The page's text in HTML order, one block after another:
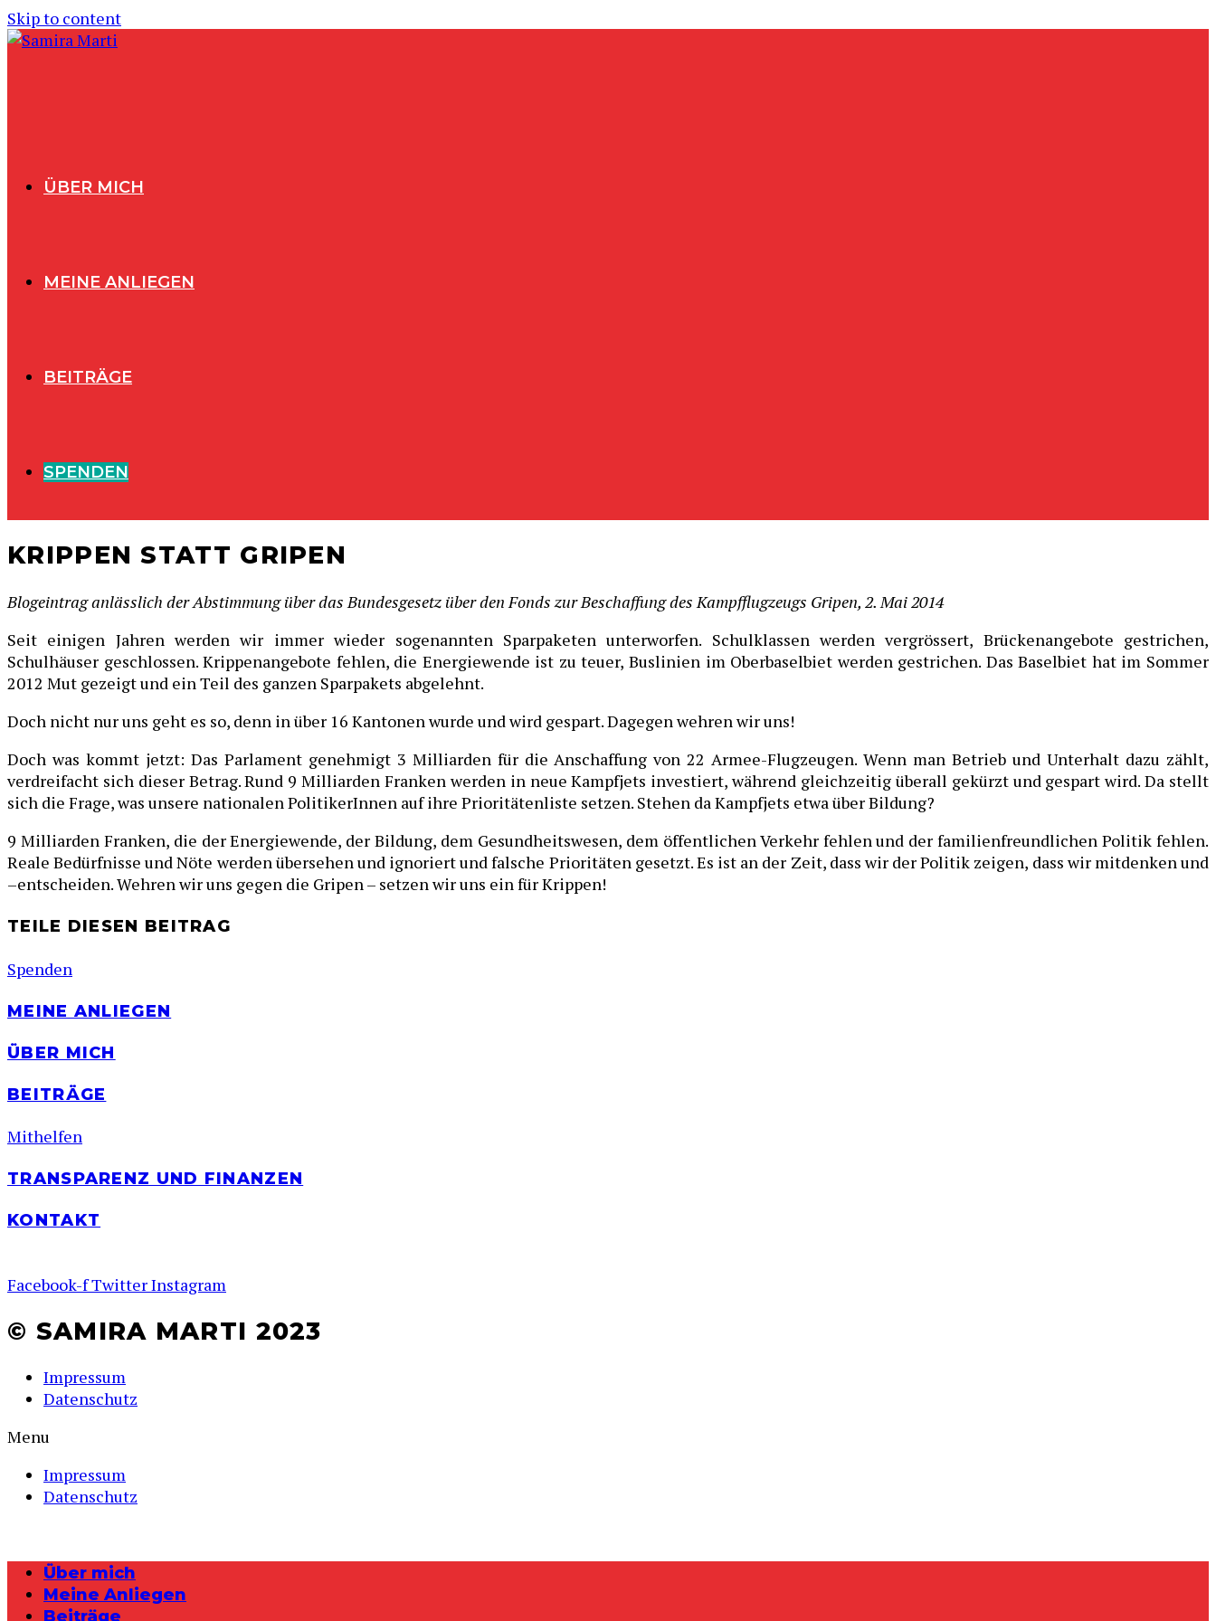
Skip to content
ÜBER MICH
MEINE ANLIEGEN
BEITRÄGE
SPENDEN
KRIPPEN STATT GRIPEN
Blogeintrag anlässlich der Abstimmung über das Bundesgesetz über den Fonds zur Beschaffung des Kampfflugzeugs Gripen, 2. Mai 2014
Seit einigen Jahren werden wir immer wieder sogenannten Sparpaketen unterworfen. Schulklassen werden vergrössert, Brückenangebote gestrichen,
Schulhäuser geschlossen. Krippenangebote fehlen, die Energiewende ist zu teuer, Buslinien im Oberbaselbiet werden gestrichen. Das Baselbiet hat im Sommer
2012 Mut gezeigt und ein Teil des ganzen Sparpakets abgelehnt.
Doch nicht nur uns geht es so, denn in über 16 Kantonen wurde und wird gespart. Dagegen wehren wir uns!
Doch was kommt jetzt: Das Parlament genehmigt 3 Milliarden für die Anschaffung von 22 Armee-Flugzeugen. Wenn man Betrieb und Unterhalt dazu zählt,
verdreifacht sich dieser Betrag. Rund 9 Milliarden Franken werden in neue Kampfjets investiert, während gleichzeitig überall gekürzt und gespart wird. Da stellt
sich die Frage, was unsere nationalen PolitikerInnen auf ihre Prioritätenliste setzen. Stehen da Kampfjets etwa über Bildung?
9 Milliarden Franken, die der Energiewende, der Bildung, dem Gesundheitswesen, dem öffentlichen Verkehr fehlen und der familienfreundlichen Politik fehlen.
Reale Bedürfnisse und Nöte werden übersehen und ignoriert und falsche Prioritäten gesetzt. Es ist an der Zeit, dass wir der Politik zeigen, dass wir mitdenken und
–entscheiden. Wehren wir uns gegen die Gripen – setzen wir uns ein für Krippen!
TEILE DIESEN BEITRAG
Spenden
MEINE ANLIEGEN
ÜBER MICH
BEITRÄGE
Mithelfen
TRANSPARENZ UND FINANZEN
KONTAKT
Facebook-fTwitterInstagram
© SAMIRA MARTI 2023
Impressum
Datenschutz
Menu
Impressum
Datenschutz
Über mich
Meine Anliegen
Beiträge